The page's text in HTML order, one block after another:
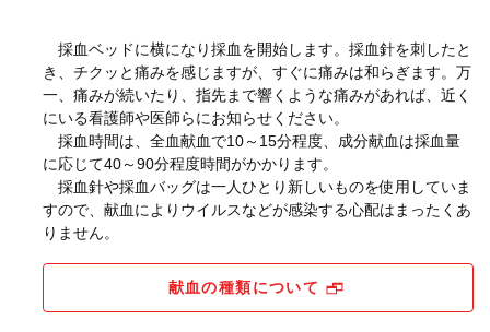
採血ベッドに横になり採血を開始します。採血針を刺したと
き、チクッと痛みを感じますが、すぐに痛みは和らぎます。万
一、痛みが続いたり、指先まで響くような痛みがあれば、近く
にいる看護師や医師らにお知らせください。
採血時間は、全血献血で10～15分程度、成分献血は採血量
に応じて40～90分程度時間がかかります。
採血針や採血バッグは一人ひとり新しいものを使用していま
すので、献血によりウイルスなどが感染する心配はまったくあ
りません。
献血の種類について